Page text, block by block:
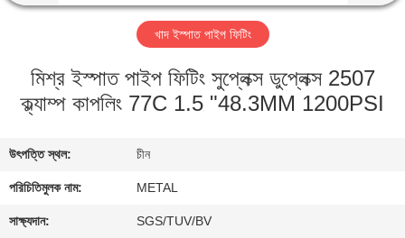
কারখানা
মান
যোগাযোগ
করুন
খাদ ইস্পাত পাইপ ফিটিং
মিশ্র ইস্পাত পাইপ ফিটিং সুপ্লেক্স ডুপ্লেক্স 2507
ক্ল্যাম্প কাপলিং 77C 1.5 "48.3MM 1200PSI
উৎপত্তি স্থল: চীন
পরিচিতিমুলক নাম: METAL
সাক্ষ্যদান: SGS/TUV/BV